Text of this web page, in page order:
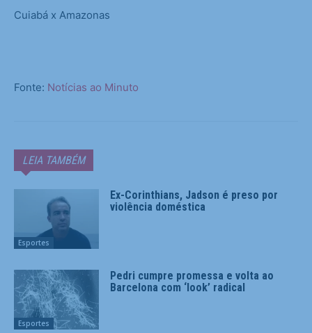
Cuiabá x Amazonas
Fonte: Notícias ao Minuto
LEIA TAMBÉM
Esportes
Ex-Corinthians, Jadson é preso por
violência doméstica
Esportes
Pedri cumpre promessa e volta ao
Barcelona com ‘look’ radical